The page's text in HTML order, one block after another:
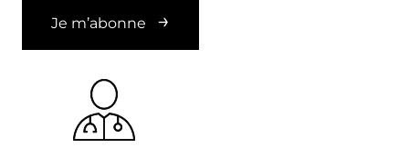
Je m’abonne